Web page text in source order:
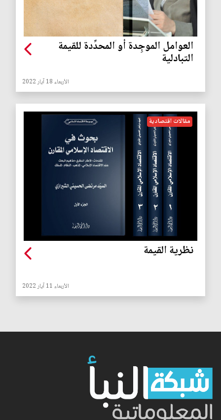
العوامل الموجِدة أو المحدِّدة للقيمة
التبادلية
الأربعاء 18 آيار 2022
مقالات اقتصادية
نظرية القيمة
الأربعاء 11 آيار 2022